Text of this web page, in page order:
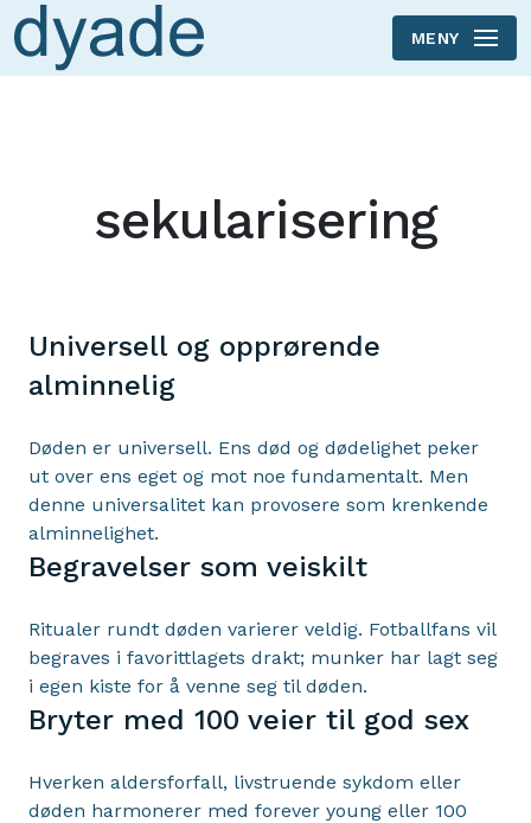
Skip to main content
MENY
sekularisering
Universell og opprørende
alminnelig
Døden er universell. Ens død og dødelighet peker
ut over ens eget og mot noe fundamentalt. Men
denne universalitet kan provosere som krenkende
alminnelighet.
Begravelser som veiskilt
Ritualer rundt døden varierer veldig. Fotballfans vil
begraves i favorittlagets drakt; munker har lagt seg
i egen kiste for å venne seg til døden.
Bryter med 100 veier til god sex
Hverken aldersforfall, livstruende sykdom eller
døden harmonerer med forever young eller 100